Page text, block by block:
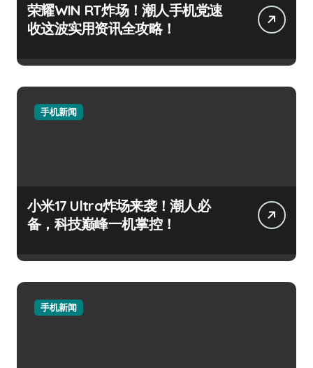
荣耀WIN RT炸场！潮人手机党速
收这波实用资讯全攻略！
手机新闻
小米17 Ultra炸场来袭！潮人必
备，科技巅峰一机掌控！
手机新闻